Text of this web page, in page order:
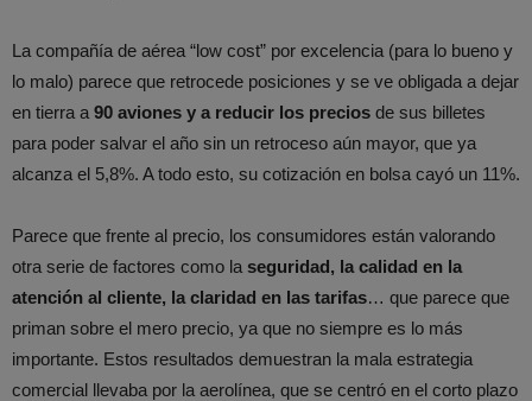
La compañía de aérea “low cost” por excelencia (para lo bueno y
lo malo) parece que retrocede posiciones y se ve obligada a dejar
en tierra a 90 aviones y a reducir los precios de sus billetes
para poder salvar el año sin un retroceso aún mayor, que ya
alcanza el 5,8%. A todo esto, su cotización en bolsa cayó un 11%.
Parece que frente al precio, los consumidores están valorando
otra serie de factores como la seguridad, la calidad en la
atención al cliente, la claridad en las tarifas… que parece que
priman sobre el mero precio, ya que no siempre es lo más
importante. Estos resultados demuestran la mala estrategia
comercial llevaba por la aerolínea, que se centró en el corto plazo